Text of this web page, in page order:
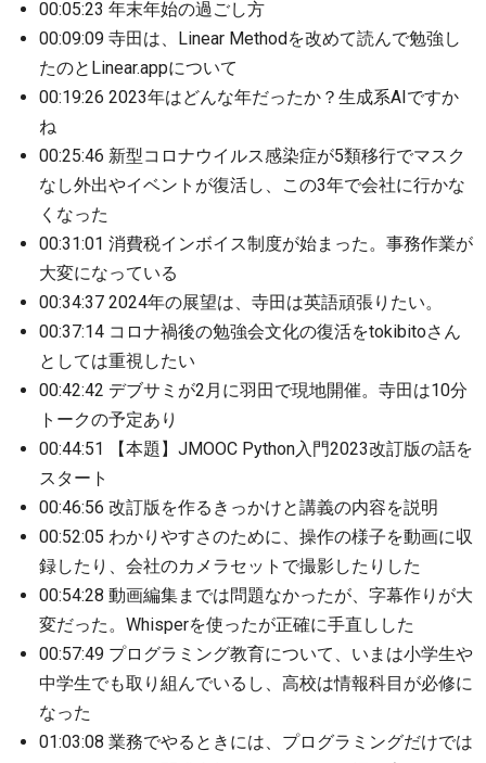
00:05:23 年末年始の過ごし方
00:09:09 寺田は、Linear Methodを改めて読んで勉強し
たのとLinear.appについて
00:19:26 2023年はどんな年だったか？生成系AIですか
ね
00:25:46 新型コロナウイルス感染症が5類移行でマスク
なし外出やイベントが復活し、この3年で会社に行かな
くなった
00:31:01 消費税インボイス制度が始まった。事務作業が
大変になっている
00:34:37 2024年の展望は、寺田は英語頑張りたい。
00:37:14 コロナ禍後の勉強会文化の復活をtokibitoさん
としては重視したい
00:42:42 デブサミが2月に羽田で現地開催。寺田は10分
トークの予定あり
00:44:51 【本題】JMOOC Python入門2023改訂版の話を
スタート
00:46:56 改訂版を作るきっかけと講義の内容を説明
00:52:05 わかりやすさのために、操作の様子を動画に収
録したり、会社のカメラセットで撮影したりした
00:54:28 動画編集までは問題なかったが、字幕作りが大
変だった。Whisperを使ったが正確に手直しした
00:57:49 プログラミング教育について、いまは小学生や
中学生でも取り組んでいるし、高校は情報科目が必修に
なった
01:03:08 業務でやるときには、プログラミングだけでは